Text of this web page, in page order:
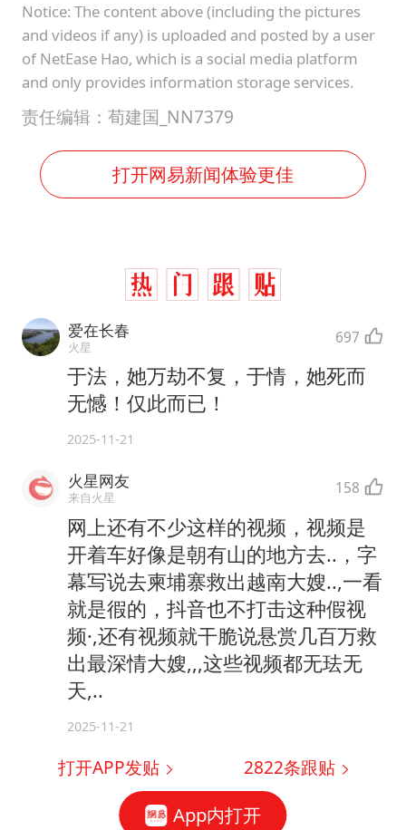
Notice: The content above (including the pictures
and videos if any) is uploaded and posted by a user
of NetEase Hao, which is a social media platform
and only provides information storage services.
责任编辑：荀建国_NN7379
打开网易新闻体验更佳
爱在长春
火星 697
于法，她万劫不复，于情，她死而
无憾！仅此而已！
2025-11-21
火星网友
来自火星 158
网上还有不少这样的视频，视频是
开着车好像是朝有山的地方去..，字
幕写说去柬埔寨救出越南大嫂..,一看
就是徦的，抖音也不打击这种假视
频·,还有视频就干脆说悬赏几百万救
出最深情大嫂,,,这些视频都无珐无
天,..
2025-11-21
打开APP发贴 2822条跟贴
App内打开